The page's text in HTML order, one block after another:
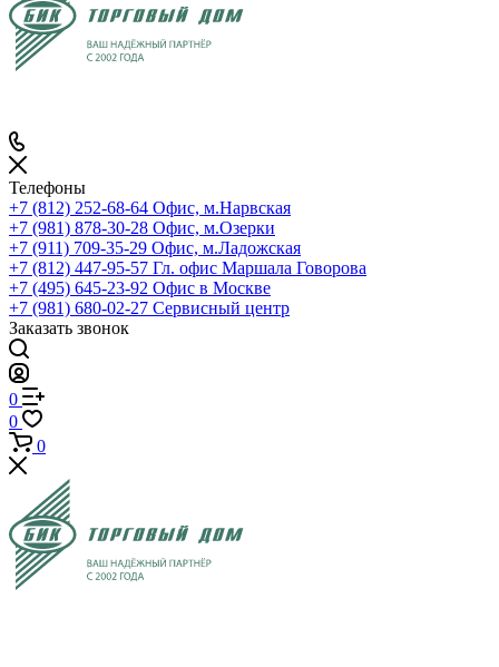
Телефоны
+7 (812) 252-68-64 Офис, м.Нарвская
+7 (981) 878-30-28 Офис, м.Озерки
+7 (911) 709-35-29 Офис, м.Ладожская
+7 (812) 447-95-57 Гл. офис Маршала Говорова
+7 (495) 645-23-92 Офис в Москве
+7 (981) 680-02-27 Сервисный центр
Заказать звонок
0
0
0